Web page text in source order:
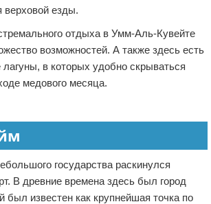
верховой езды.
отдыха в Умм-Аль-Кувейте
возможностей. А также здесь есть
в которых удобно скрываться
медового месяца.
государства раскинулся
В древние времена здесь был город
известен как крупнейшая точка по